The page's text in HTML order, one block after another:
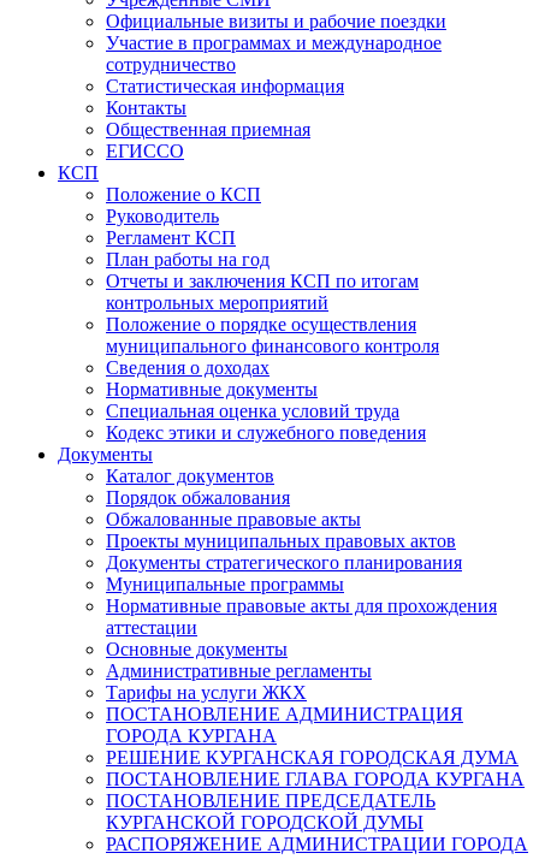
Официальные визиты и рабочие поездки
Участие в программах и международное
сотрудничество
Статистическая информация
Контакты
Общественная приемная
ЕГИССО
КСП
Положение о КСП
Руководитель
Регламент КСП
План работы на год
Отчеты и заключения КСП по итогам
контрольных мероприятий
Положение о порядке осуществления
муниципального финансового контроля
Сведения о доходах
Нормативные документы
Специальная оценка условий труда
Кодекс этики и служебного поведения
Документы
Каталог документов
Порядок обжалования
Обжалованные правовые акты
Проекты муниципальных правовых актов
Документы стратегического планирования
Муниципальные программы
Нормативные правовые акты для прохождения
аттестации
Основные документы
Административные регламенты
Тарифы на услуги ЖКХ
ПОСТАНОВЛЕНИЕ АДМИНИСТРАЦИЯ
ГОРОДА КУРГАНА
РЕШЕНИЕ КУРГАНСКАЯ ГОРОДСКАЯ ДУМА
ПОСТАНОВЛЕНИЕ ГЛАВА ГОРОДА КУРГАНА
ПОСТАНОВЛЕНИЕ ПРЕДСЕДАТЕЛЬ
КУРГАНСКОЙ ГОРОДСКОЙ ДУМЫ
РАСПОРЯЖЕНИЕ АДМИНИСТРАЦИИ ГОРОДА